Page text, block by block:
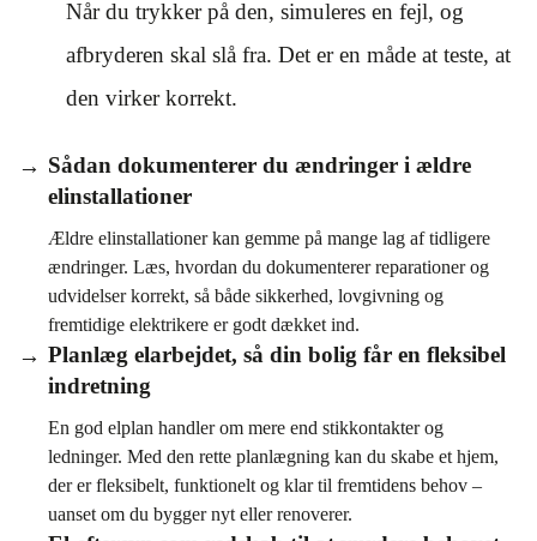
Når du trykker på den, simuleres en fejl, og
afbryderen skal slå fra. Det er en måde at teste, at
den virker korrekt.
Sådan dokumenterer du ændringer i ældre
elinstallationer
Ældre elinstallationer kan gemme på mange lag af tidligere
ændringer. Læs, hvordan du dokumenterer reparationer og
udvidelser korrekt, så både sikkerhed, lovgivning og
fremtidige elektrikere er godt dækket ind.
Planlæg elarbejdet, så din bolig får en fleksibel
indretning
En god elplan handler om mere end stikkontakter og
ledninger. Med den rette planlægning kan du skabe et hjem,
der er fleksibelt, funktionelt og klar til fremtidens behov –
uanset om du bygger nyt eller renoverer.